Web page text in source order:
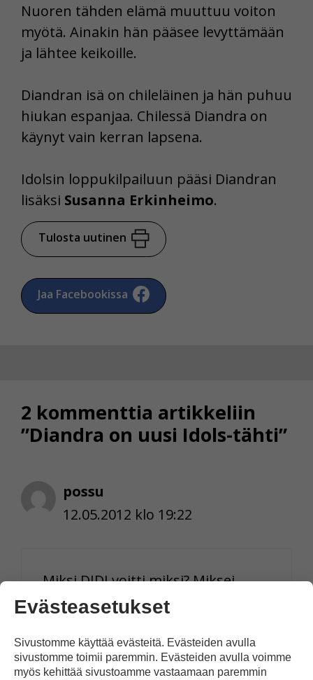
Nuoren tähden elämä muuttuu voiton
myötä. Ainakin hän pääsee levyttämään
ja lähtee keikoille.
Diandran isä on chileläinen ja hän puhuu
hiukan espanjaa. Chilessä Diandra on
käynyt vain kerran lapsena.
Idolsin loppukilpailuun pääsi Diandran
lisäksi Susanna Erkinheimo.
Tulosta uutinen
Jaa Facebookissa
2 kommenttia artikkeliin
”Diandra on uusi Idols-tähti”
possu
12.05.2012 klo 19:22
Miksi DIDI voitti miksi? Miksei
SUSSU voittanut hä???
Vastaa
Evästeasetukset
Sivustomme käyttää evästeitä. Evästeiden avulla
sivustomme toimii paremmin. Evästeiden avulla voimme
myös kehittää sivustoamme vastaamaan paremmin